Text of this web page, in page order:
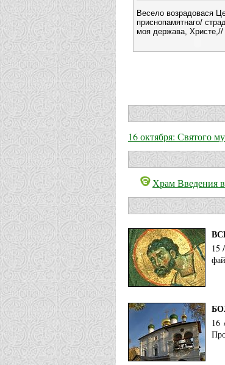
Весело возрадовася
приснопамятнаго/
моя держава, Христе,//
16 октября: Святого
Храм Введения
15
16